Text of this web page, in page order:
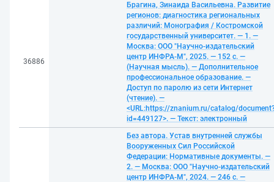
36886
Брагина, Зинаида Васильевна. Развитие
регионов: диагностика региональных
различий: Монография / Костромской
государственный университет. — 1. —
Москва: ООО "Научно-издательский
центр ИНФРА-М", 2025. — 152 с. —
(Научная мысль). — Дополнительное
профессиональное образование. —
Доступ по паролю из сети Интернет
(чтение). —
<URL:https://znanium.ru/catalog/
id=449127>. — Текст: электронный
Без автора. Устав внутренней службы
Вооруженных Сил Российской
Федерации: Нормативные документы. —
2. — Москва: ООО "Научно-издательский
центр ИНФРА-М", 2024. — 246 с. —